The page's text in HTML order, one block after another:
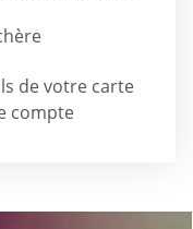
de votre carte
compte